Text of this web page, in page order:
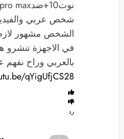
شخص عربي
الشخص مشهور
في الاجهزة تنشرو
بالعربي وراح نفهم
qYigUfjCS28
رد